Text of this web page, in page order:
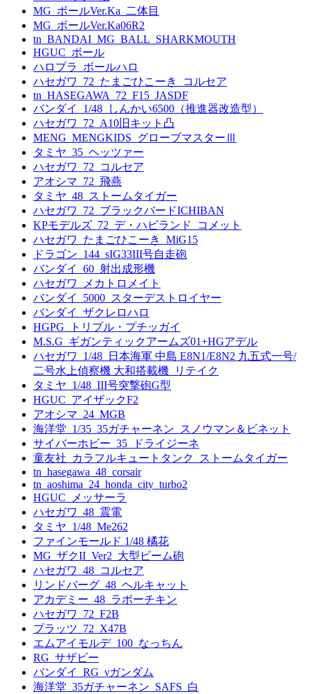
MG_ボールVer.Ka_二体目
MG_ボールVer.Ka06R2
tn_BANDAI_MG_BALL_SHARKMOUTH
HGUC_ボール
ハロプラ_ボールハロ
ハセガワ_72_たまごひこーき_コルセア
tn_HASEGAWA_72_F15_JASDF
バンダイ_1/48_しんかい6500（推進器改造型）
ハセガワ_72_A10旧キット凸
MENG_MENGKIDS_グローブマスターⅢ
タミヤ_35_ヘッツァー
ハセガワ_72_コルセア
アオシマ_72_飛燕
タミヤ_48_ストームタイガー
ハセガワ_72_ブラックバードICHIBAN
KPモデルズ_72_デ・ハビランド_コメット
ハセガワ_たまごひこーき_MiG15
ドラゴン_144_sIG33III号自走砲
バンダイ_60_射出成形機
ハセガワ_メカトロメイト
バンダイ_5000_スターデストロイヤー
バンダイ_ザクレロハロ
HGPG_トリプル・プチッガイ
M.S.G_ギガンティックアームズ01+HGアデル
ハセガワ_1/48_日本海軍 中島 E8N1/E8N2 九五式一号/
二号水上偵察機 大和搭載機_リテイク
タミヤ_1/48_III号突撃砲G型
HGUC_アイザックF2
アオシマ_24_MGB
海洋堂_1/35_35ガチャーネン_スノウマン＆ビネット
サイバーホビー_35_ドライジーネ
童友社_カラフルキュートタンク_ストームタイガー
tn_hasegawa_48_corsair
tn_aoshima_24_honda_city_turbo2
HGUC_メッサーラ
ハセガワ_48_震電
タミヤ_1/48_Me262
ファインモールド 1/48 橘花
MG_ザクII_Ver2_大型ビーム砲
ハセガワ_48_コルセア
リンドバーグ_48_ヘルキャット
アカデミー_48_ラボーチキン
ハセガワ_72_F2B
プラッツ_72_X47B
エムアイモルデ_100_なっちん
RG_サザビー
バンダイ_RG_νガンダム
海洋堂_35ガチャーネン_SAFS_白